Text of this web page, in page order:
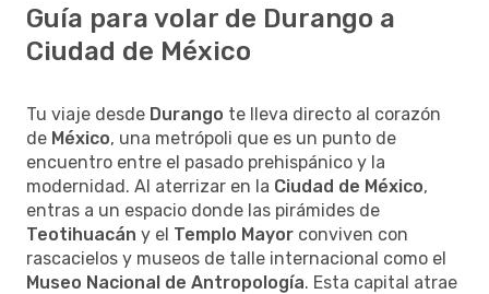
Guía para volar de Durango a
Ciudad de México
Tu viaje desde Durango te lleva directo al corazón
de México, una metrópoli que es un punto de
encuentro entre el pasado prehispánico y la
modernidad. Al aterrizar en la Ciudad de México,
entras a un espacio donde las pirámides de
Teotihuacán y el Templo Mayor conviven con
rascacielos y museos de talle internacional como el
Museo Nacional de Antropología. Esta capital atrae